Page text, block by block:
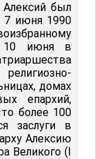
был
7 июня 1990
10 июня в
домах
епархий,
более 100
заслуги в
Алексию
Великого (I